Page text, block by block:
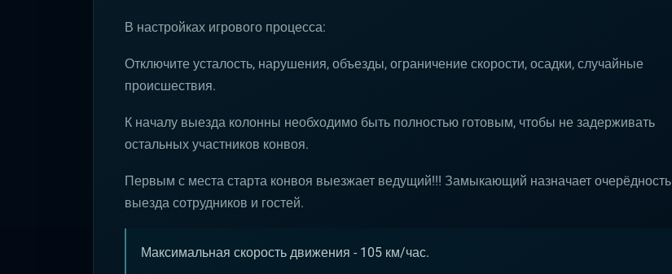
В настройках игрового процесса:
Отключите усталость, нарушения, объезды, ограничение скорости, осадки, случайные
происшествия.
К началу выезда колонны необходимо быть полностью готовым, чтобы не задерживать
остальных участников конвоя.
Первым с места старта конвоя выезжает ведущий!!! Замыкающий назначает очерёдность
выезда сотрудников и гостей.
Максимальная скорость движения - 105 км/час.